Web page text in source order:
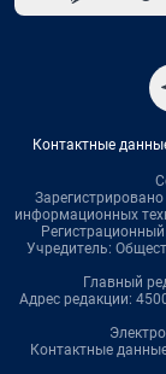
Контактные
информационных
Учредитель:
Главный
Адрес редакции:
Контактные